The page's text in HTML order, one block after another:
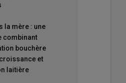
la mère : une
combinant
bouchère
et
laitière